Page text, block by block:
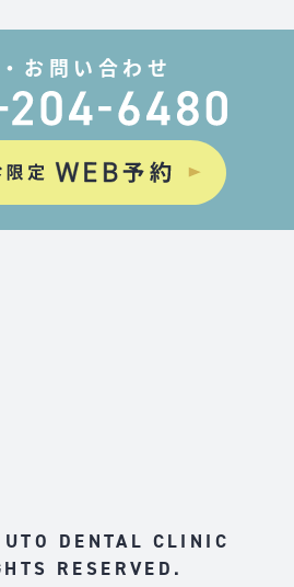
お問い合わせ
DENTAL CLINIC
RESERVED.